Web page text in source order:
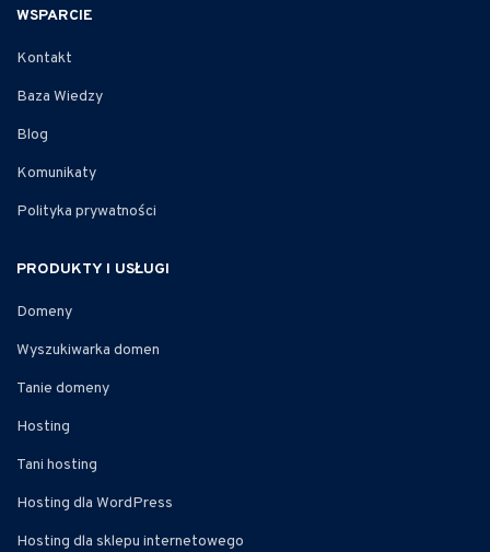
WSPARCIE
Kontakt
Baza Wiedzy
Blog
Komunikaty
Polityka prywatności
PRODUKTY I USŁUGI
Domeny
Wyszukiwarka domen
Tanie domeny
Hosting
Tani hosting
Hosting dla WordPress
Hosting dla sklepu internetowego